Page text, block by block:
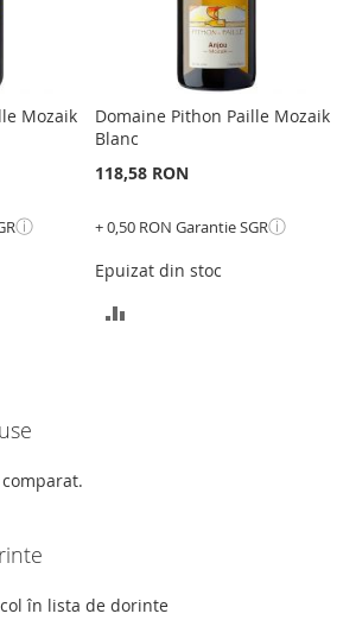
Mozaik
ⓘ
Domaine Pithon Paille Mozaik
Blanc
118,58 RON
+ 0,50 RON Garantie SGRⓘ
Epuizat din stoc
în lista de dorinte